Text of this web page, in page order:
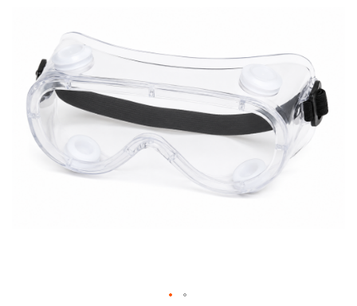
imágenes